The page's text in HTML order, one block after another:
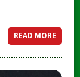
READ MORE